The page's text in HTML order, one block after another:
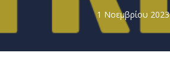
1 Νοεμβρίου 2023